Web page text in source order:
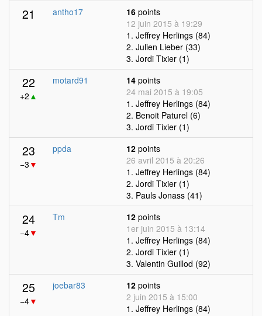
21 antho17 16 points
12 juin 2015 à 19:29
1. Jeffrey Herlings (84)
2. Julien Lieber (33)
3. Jordi Tixier (1)
22
+2 ▲
motard91 14 points
24 mai 2015 à 19:05
1. Jeffrey Herlings (84)
2. Benoit Paturel (6)
3. Jordi Tixier (1)
23
−3 ▼
ppda 12 points
26 avril 2015 à 20:26
1. Jeffrey Herlings (84)
2. Jordi Tixier (1)
3. Pauls Jonass (41)
24
−4▼
Tm 12 points
1er juin 2015 à 13:14
1. Jeffrey Herlings (84)
2. Jordi Tixier (1)
3. Valentin Guillod (92)
25
−4▼
joebar83 12 points
2 juin 2015 à 15:00
1. Jeffrey Herlings (84)